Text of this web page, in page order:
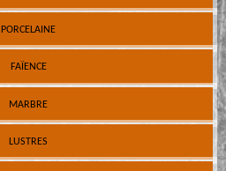
PORCELAINE
FAÏENCE
MARBRE
LUSTRES